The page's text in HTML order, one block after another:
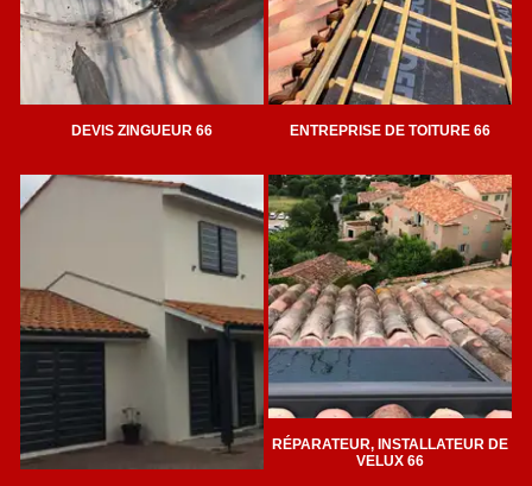
DEVIS ZINGUEUR 66 ENTREPRISE DE TOITURE 66
RÉPARATEUR, INSTALLATEUR DE
VELUX 66